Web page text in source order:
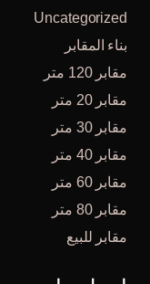
Uncategorized
بناء المقابر
مقابر 120 متر
مقابر 20 متر
مقابر 30 متر
مقابر 40 متر
مقابر 60 متر
مقابر 80 متر
مقابر للبيع